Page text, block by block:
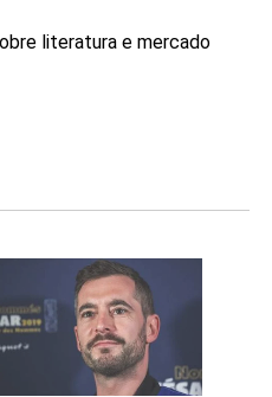
literatura e mercado